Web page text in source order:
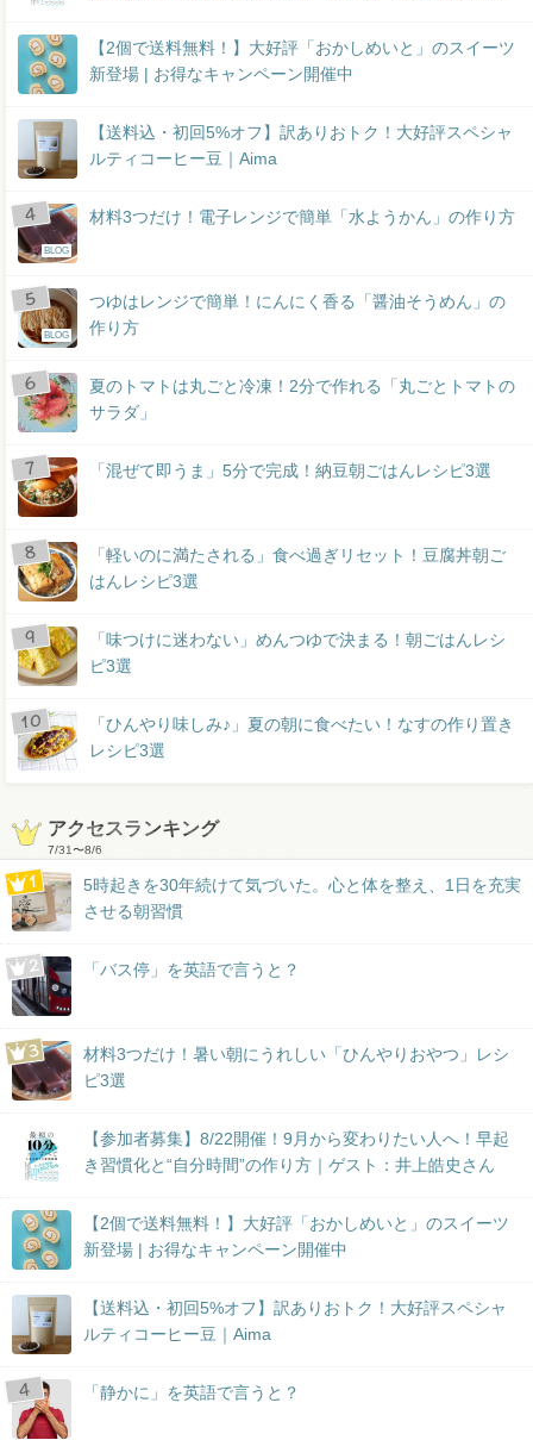
【2個で送料無料！】大好評「おかしめいと」のスイーツ
新登場 | お得なキャンペーン開催中
【送料込・初回5%オフ】訳ありおトク！大好評スペシャ
ルティコーヒー豆｜Aima
BLOG
材料3つだけ！電子レンジで簡単「水ようかん」の作り方
BLOG
つゆはレンジで簡単！にんにく香る「醤油そうめん」の
作り方
夏のトマトは丸ごと冷凍！2分で作れる「丸ごとトマトの
サラダ」
「混ぜて即うま」5分で完成！納豆朝ごはんレシピ3選
「軽いのに満たされる」食べ過ぎリセット！豆腐丼朝ご
はんレシピ3選
「味つけに迷わない」めんつゆで決まる！朝ごはんレシ
ピ3選
「ひんやり味しみ♪」夏の朝に食べたい！なすの作り置き
レシピ3選
アクセスランキング
7/31〜8/6
5時起きを30年続けて気づいた。心と体を整え、1日を充実
させる朝習慣
「バス停」を英語で言うと？
材料3つだけ！暑い朝にうれしい「ひんやりおやつ」レシ
ピ3選
【参加者募集】8/22開催！9月から変わりたい人へ！早起
き習慣化と“自分時間”の作り方｜ゲスト：井上皓史さん
【2個で送料無料！】大好評「おかしめいと」のスイーツ
新登場 | お得なキャンペーン開催中
【送料込・初回5%オフ】訳ありおトク！大好評スペシャ
ルティコーヒー豆｜Aima
「静かに」を英語で言うと？